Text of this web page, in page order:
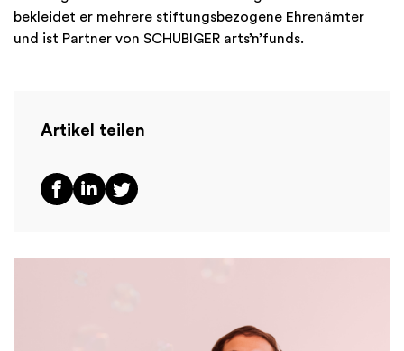
bekleidet er mehrere stiftungsbezogene Ehrenämter
und ist Partner von SCHUBIGER arts’n’funds.
Artikel teilen